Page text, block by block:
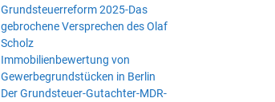
Grundsteuerreform 2025-Das
gebrochene Versprechen des Olaf
Scholz
Immobilienbewertung von
Gewerbegrundstücken in Berlin
Der Grundsteuer-Gutachter-MDR-